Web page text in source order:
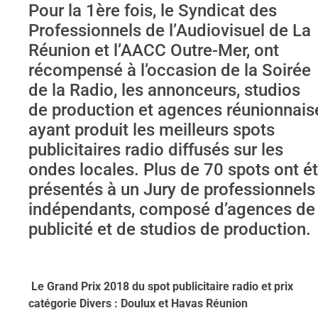
Pour la 1ère fois, le Syndicat des
Professionnels de l’Audiovisuel de La
Réunion et l’AACC Outre-Mer, ont
récompensé à l’occasion de la Soirée
de la Radio, les annonceurs, studios
de production et agences
ayant produit les meilleurs spots
publicitaires radio diffusés sur les
ondes locales. Plus de 70 spots ont
présentés à un Jury de professionnels
indépendants, composé d’agences de
publicité et de studios de production.
Le Grand Prix 2018 du spot publicitaire radio et prix
catégorie Divers : Doulux et Havas Réunion